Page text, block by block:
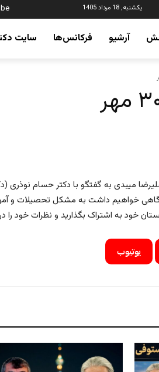
یکشنبه, 18 مرداد 1405
آرشیو فرکانس‌ها سایت
علیرضا میبدی به گفتگو با دکتر حسام
خواهیم داشت به مشکل تحصیلات و
یوتیوب